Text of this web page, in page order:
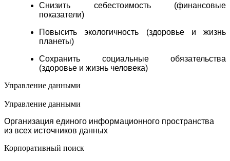
Снизить себестоимость (финансовые
показатели)
Повысить экологичность (здоровье и жизнь
планеты)
Сохранить социальные обязательства
(здоровье и жизнь человека)
Управление данными
Управление данными
Организация единого информационного пространства
из всех источников данных
Корпоративный поиск